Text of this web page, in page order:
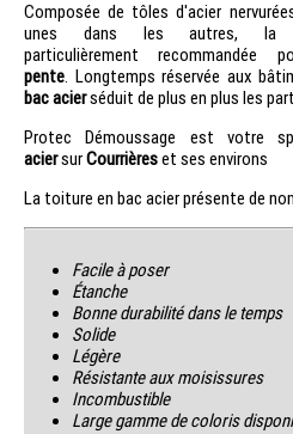
Composée de tôles d'acier
unes dans les autres, la
particulièrement recommandée
pente. Longtemps réservée aux
bac acierséduit de plus en plus les
Protec Démoussage est votre
aciersurCourrièreset ses environs
La toiture en bac acier présente de
Facile à poser
Étanche
Bonne durabilité dans le temps
Solide
Légère
Résistante aux moisissures
Incombustible
Large gamme de coloris